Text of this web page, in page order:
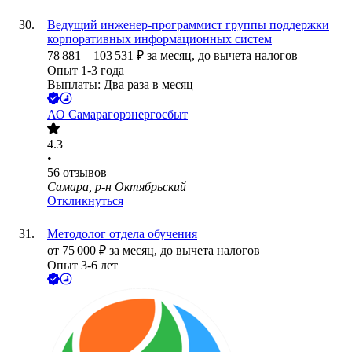
Ведущий инженер-программист группы поддержки
корпоративных информационных систем
78 881 – 103 531 ₽ за месяц, до вычета налогов
Опыт 1-3 года
Выплаты: Два раза в месяц
АО Самарагорэнергосбыт
4.3
•
56 отзывов
Самара, р-н Октябрьский
Откликнуться
Методолог отдела обучения
от 75 000 ₽ за месяц, до вычета налогов
Опыт 3-6 лет